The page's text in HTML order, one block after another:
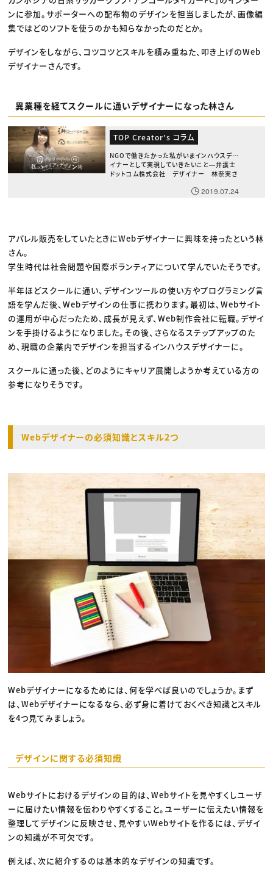
ンに参加。サポーターへの配布物のデザインを担当しましたが、画像編
集ではどのソフトを使うのかも知らなかったのだとか。
デザインをしながら、コツコツとスキルを積み重ねた、叩き上げのWeb
デザイナーさんです。
異業種を経てスクールに通いデザイナーになった林さん
TOP Creator's コラム
NGOで働きたかった私がいまインハウスデザ
イナーとして実現していきたいこと―弁護士
ドットコム株式会社 デザイナー 林奈実さ
2019.07.24
アパレル販売をしていたときにWebデザイナーに興味を持ったという林
さん。
学生時代は社会問題や国際ボランティアについて学んでいたそうです。
半年ほどスクールに通い、デザインツールの使い方やプログラミング言
語を学んだ後、Webデザインの仕事に携わります。最初は、Webサイト
の運用が中心だったため、成長が見えず、Web制作会社に転職。デザイ
ンを手掛けるようになりました。その後、さらなるステップアップのた
め、現職の企業内でデザインを担当するインハウスデザイナーに。
スクールに通った後、どのようにキャリア展開しようか考えている方の
参考になりそうです。
Webデザイナーの必須知識とスキル2つ
Webデザイナーになるためには、何を学べば良いのでしょうか。まず
は、Webデザイナーになるなら、必ず身に着けておくべき知識とスキル
を4つ見てみましょう。
デザインに関する必須知識
Webサイトにおけるデザインの目的は、Webサイトを見やすくしユーザ
ーに届けたい情報を伝わりやすくすること。ユーザーに伝えたい情報を
整理してデザインに反映させ、見やすいWebサイトを作るには、デザイ
ンの知識が不可欠です。
例えば、次に紹介するのは基本的なデザインの知識です。